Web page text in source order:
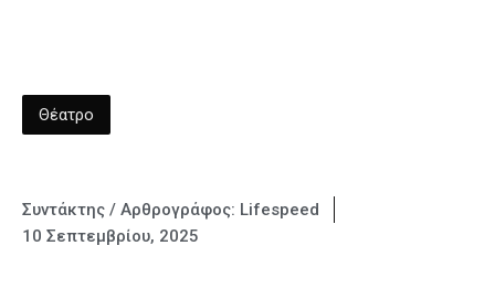
Θέατρο
Συντάκτης / Αρθρογράφος: Lifespeed
10 Σεπτεμβρίου, 2025